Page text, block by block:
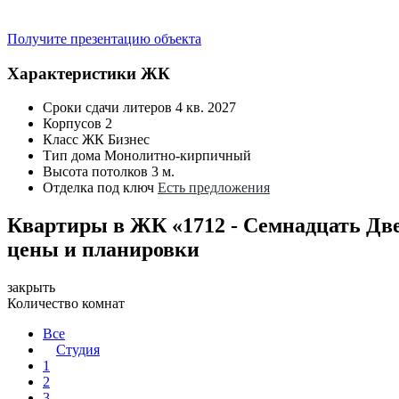
Получите презентацию объекта
Характеристики ЖК
Сроки сдачи литеров 4 кв. 2027
Корпусов 2
Класс ЖК Бизнес
Тип дома Монолитно-кирпичный
Высота потолков 3 м.
Отделка под ключ Есть предложения
Квартиры в ЖК «1712 - Семнадцать
цены и планировки
закрыть
Количество комнат
Все
Студия
1
2